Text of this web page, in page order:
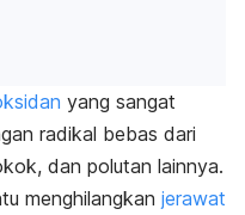
yang sangat
radikal bebas dari
dan polutan lainnya.
menghilangkan jerawat